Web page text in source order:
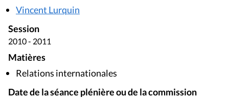
Vincent Lurquin
Session
2010 - 2011
Matières
Relations internationales
Date de la séance plénière ou de la commission